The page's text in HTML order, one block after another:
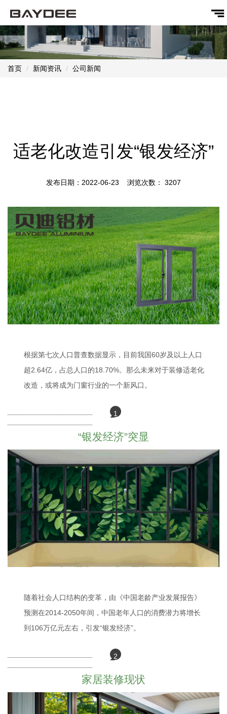
首页 新闻资讯 公司新闻
适老化改造引发“银发经济”
发布日期：2022-06-23 浏览次数： 3207
根据第七次人口普查数据显示，目前我国60岁及以上人口
超2.64亿，占总人口的18.70%。那么未来对于装修适老化
改造，或将成为门窗行业的一个新风口。
1
“银发经济”突显
随着社会人口结构的变革，由《中国老龄产业发展报告》
预测在2014-2050年间，中国老年人口的消费潜力将增长
到106万亿元左右，引发“银发经济”。
2
家居装修现状